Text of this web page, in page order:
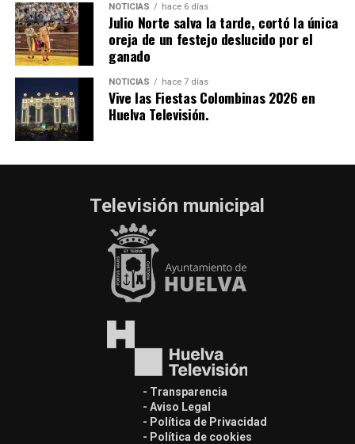
NOTICIAS hace 6 días
Julio Norte salva la tarde, cortó la única
oreja de un festejo deslucido por el
ganado
NOTICIAS hace 7 días
Vive las Fiestas Colombinas 2026 en
Huelva Televisión.
Televisión municipal
- Transparencia
- Aviso Legal
- Política de Privacidad
- Política de cookies